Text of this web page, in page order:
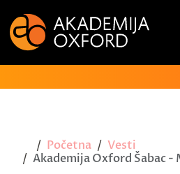
Početna
Vesti
Akademija Oxford Šabac -